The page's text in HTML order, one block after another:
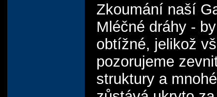
Zkoumání naší
Mléčné dráhy -
obtížné, jelikož
pozorujeme
struktury a